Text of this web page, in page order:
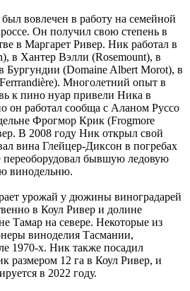
вовлечен в работу на семейной
Он получил свою степень в
в Маргарет Ривер. Ник работал в
в Хантер Вэлли (Rosemount), в
Бургундии (Domaine Albert Morot), в
Многолетний опыт в
к пино нуар привели Ника в
он работал сообща с Аланом Руссо
Фрогмор Крик (Frogmore
В 2008 году Ник открыл свой
вина Глейцер-Диксон в погребах
бывшую ледовую
винодельню.
урожай у дюжины виноградарей
в Коул Ривер и долине
Тамар на севере. Некоторые из
виноделия Тасмании,
1970-х. Ник также посадил
размером 12 га в Коул Ривер, и
в 2022 году.